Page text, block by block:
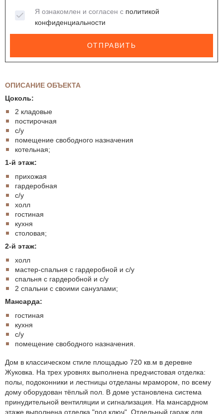
ОПИСАНИЕ ОБЪЕКТА
Цоколь:
2 кладовые
постирочная
с/у
помещение свободного назначения
котельная;
1-й этаж:
прихожая
гардеробная
с/у
холл
гостиная
кухня
столовая;
2-й этаж:
холл
мастер-спальня с гардеробной и с/у
спальня с гардеробной и с/у
2 спальни с своими санузлами;
Мансарда:
гостиная
кухня
с/у
помещение свободного назначения.
Дом в классическом стиле площадью 720 кв.м в деревне
Жуковка. На трех уровнях выполнена предчистовая отделка:
полы, подоконники и лестницы отделаны мрамором, по всему
дому оборудован тёплый пол. В доме установлена система
принудительной вентиляции и сигнализация. На мансардном
этаже выполнена отделка "под ключ". Отдельный гараж для
Я ознакомлен и согласен с политикой
конфиденциальности
ОТПРАВИТЬ